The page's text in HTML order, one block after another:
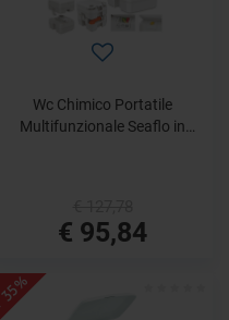
Wc Chimico Portatile
Multifunzionale Seaflo in
€ 95,84
- 35%